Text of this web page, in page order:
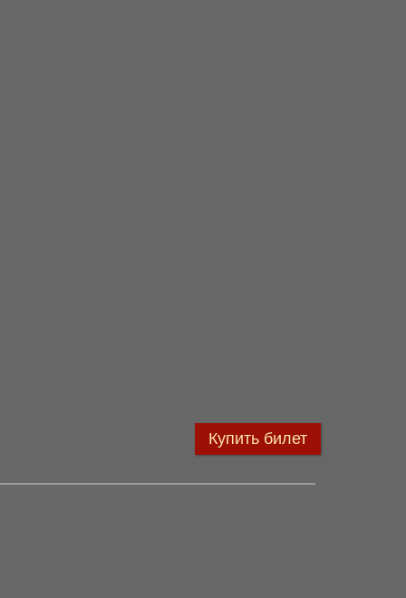
Купить билет